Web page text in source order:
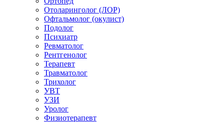
Отоларинголог (ЛОР)
Офтальмолог (окулист)
Подолог
Психиатр
Ревматолог
Рентгенолог
Терапевт
Травматолог
Трихолог
УВТ
УЗИ
Уролог
Физиотерапевт